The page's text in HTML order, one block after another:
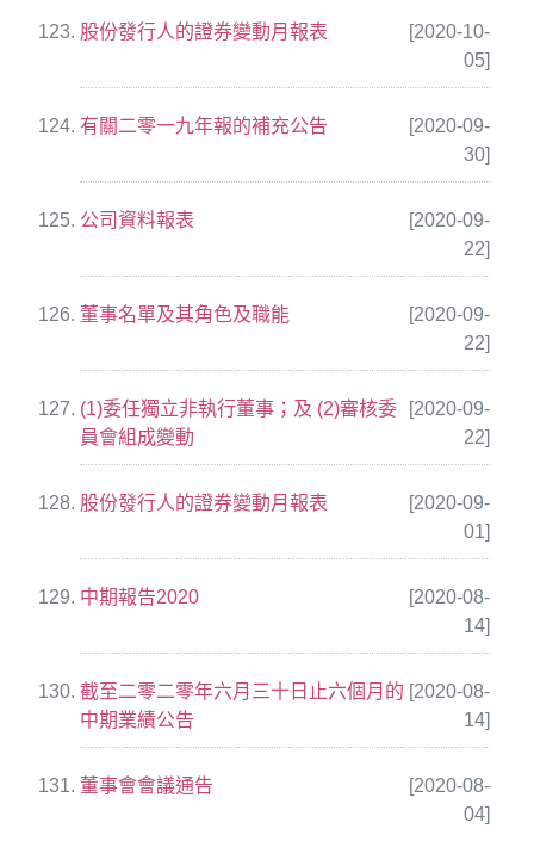
股份發行人的證券變動月報表
[2020-10-
05]
有關二零一九年報的補充公告
[2020-09-
30]
公司資料報表
[2020-09-
22]
董事名單及其角色及職能
[2020-09-
22]
(1)委任獨立非執行董事；及 (2)審核委
員會組成變動
[2020-09-
22]
股份發行人的證券變動月報表
[2020-09-
01]
中期報告2020
[2020-08-
14]
截至二零二零年六月三十日止六個月的
中期業績公告
[2020-08-
14]
董事會會議通告
[2020-08-
04]